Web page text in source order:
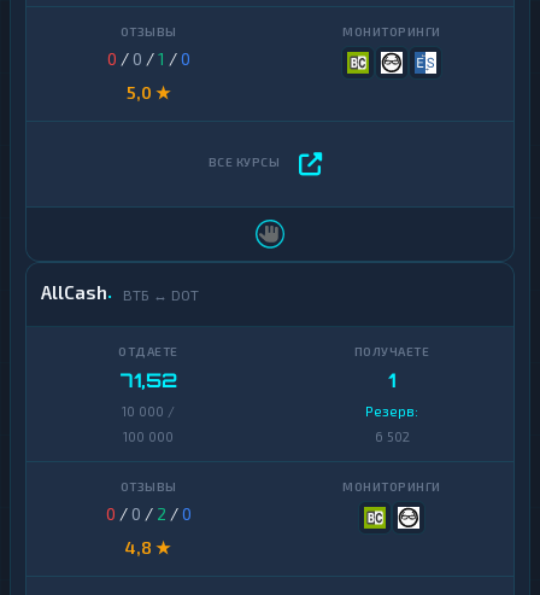
0 / 0 /1 /0
5,0 ★
AllCash ВТБ ↔ DOT
71,52
10 000 /
100 000
1
Резерв:
6 502
0 / 0 / 2 /0
4,8 ★